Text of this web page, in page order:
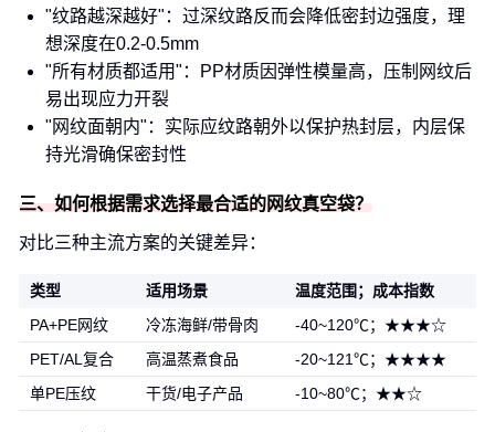
"纹路越深越好"：过深纹路反而会降低密封边强度，理
想深度在0.2-0.5mm
"所有材质都适用"：PP材质因弹性模量高，压制网纹后
易出现应力开裂
"网纹面朝内"：实际应纹路朝外以保护热封层，内层保
持光滑确保密封性
三、如何根据需求选择最合适的网纹真空袋？
对比三种主流方案的关键差异：
类型 适用场景
温度范围；成本指数
PA+PE网纹
冷冻海鲜/带骨肉
-40~120℃；★★★☆
PET/AL复合
高温蒸煮食品
-20~121℃；★★★★
单PE压纹
干货/电子产品 -10~80℃；★★☆